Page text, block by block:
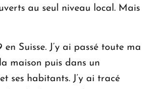
au seul niveau local. Mais
Suisse. J’y ai passé toute ma
maison puis dans un
ses habitants. J’y ai tracé